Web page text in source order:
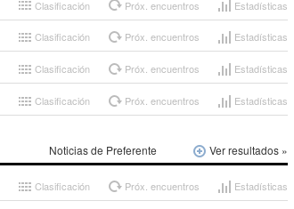
Estadísticas
Próx. encuentros
Clasificación
Estadísticas
Próx. encuentros
Clasificación
Estadísticas
Próx. encuentros
Clasificación
Estadísticas
Próx. encuentros
Clasificación
Ver resultados »
Noticias de Preferente
Estadísticas
Próx. encuentros
Clasificación